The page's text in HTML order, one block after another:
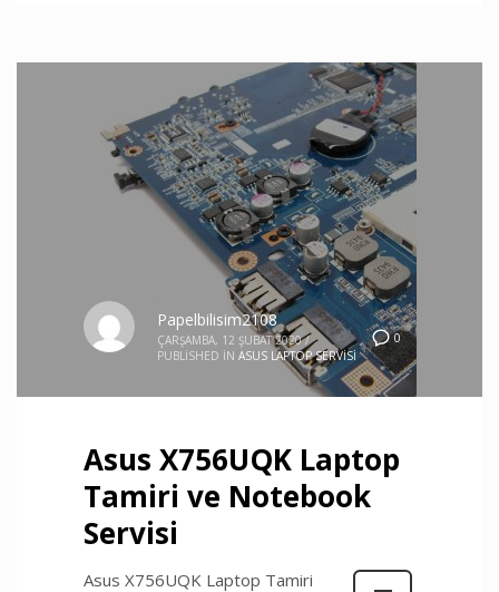
0
Papelbilisim2108
ÇARŞAMBA, 12 ŞUBAT 2020 /
PUBLISHED IN ASUS LAPTOP SERVISI
Asus X756UQK Laptop
Tamiri ve Notebook
Servisi
Asus X756UQK Laptop Tamiri